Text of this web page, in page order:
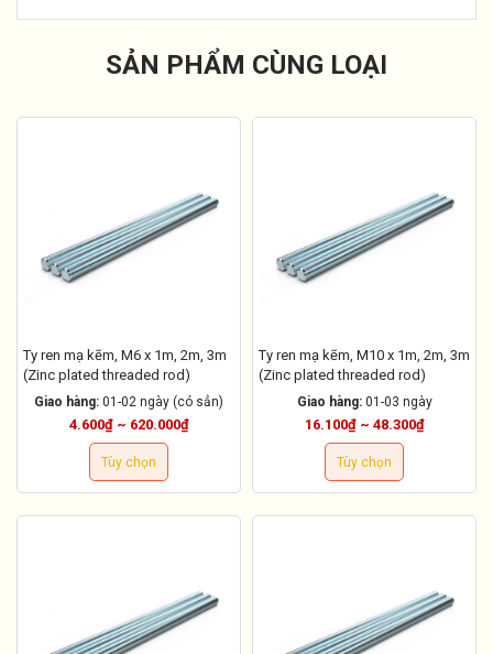
SẢN PHẨM CÙNG LOẠI
Ty ren mạ kẽm, M6 x 1m, 2m, 3m
(Zinc plated threaded rod)
Giao hàng: 01-02 ngày (có sẳn)
4.600₫ ~ 620.000₫
Tùy chọn
Ty ren mạ kẽm, M10 x 1m, 2m, 3m
(Zinc plated threaded rod)
Giao hàng: 01-03 ngày
16.100₫ ~ 48.300₫
Tùy chọn